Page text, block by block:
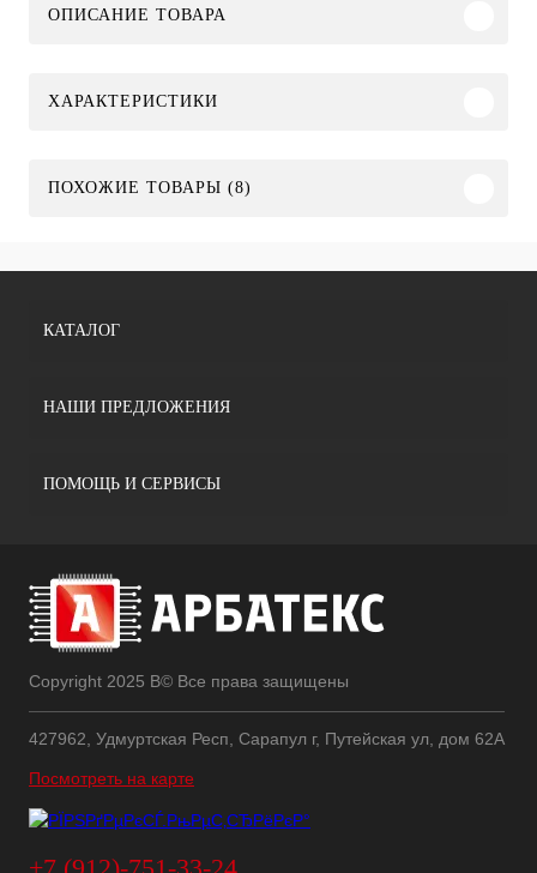
ОПИСАНИЕ ТОВАРА
ХАРАКТЕРИСТИКИ
ПОХОЖИЕ ТОВАРЫ (8)
КАТАЛОГ
НАШИ ПРЕДЛОЖЕНИЯ
ПОМОЩЬ И СЕРВИСЫ
Copyright 2025 В© Все права защищены
427962, Удмуртская Респ, Сарапул г, Путейская ул, дом 62А
Посмотреть на карте